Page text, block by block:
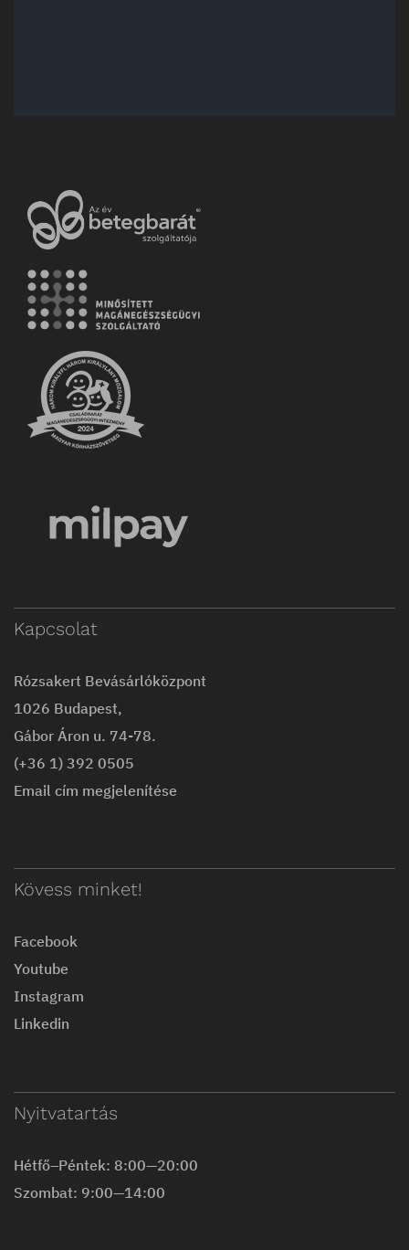
Kapcsolat
Rózsakert Bevásárlóközpont
1026 Budapest,
Gábor Áron u. 74-78.
(+36 1) 392 0505
Email cím megjelenítése
Kövess minket!
Facebook
Youtube
Instagram
Linkedin
Nyitvatartás
Hétfő–Péntek: 8:00—20:00
Szombat: 9:00—14:00